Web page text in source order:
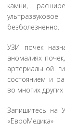
камни,
безболезненно.
УЗИ почек
аномалиях
артериальной
состоянием и
во многих других
Запишитесь на